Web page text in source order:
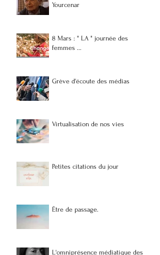
Yourcenar
8 Mars : " LA " journée des
femmes ...
Grève d'écoute des médias
Virtualisation de nos vies
Petites citations du jour
Être de passage.
L'omniprésence médiatique des